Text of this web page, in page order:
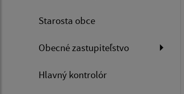
Starosta obce
Obecné zastupiteľstvo
Hlavný kontrolór